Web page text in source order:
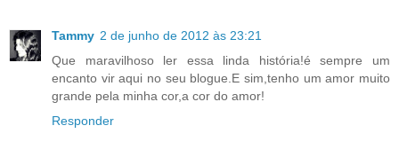
Tammy 2 de junho de 2012 às 23:21
Que maravilhoso ler essa linda história!é sempre um
encanto vir aqui no seu blogue.E sim,tenho um amor muito
grande pela minha cor,a cor do amor!
Responder